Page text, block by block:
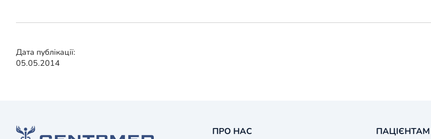
Дата публікації:
05.05.2014
ПРО НАС ПАЦІЄНТАМ